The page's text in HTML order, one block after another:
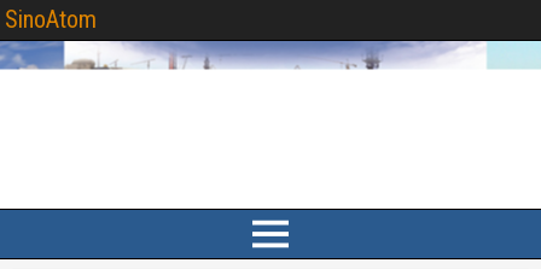
SinoAtom